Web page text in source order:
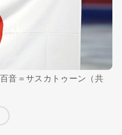
音＝サスカトゥーン（共